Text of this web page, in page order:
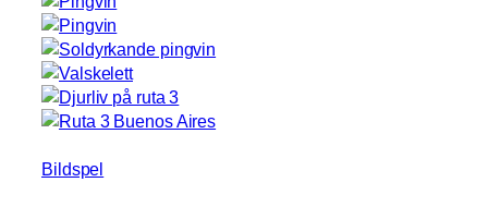
Bildspel